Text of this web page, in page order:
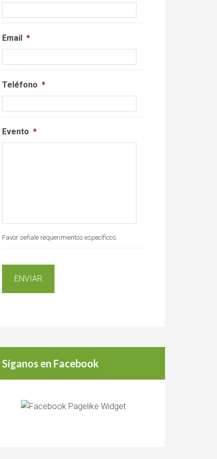
Email *
Teléfono *
Evento *
Favor señale requerimientos específicos.
Síganos en Facebook